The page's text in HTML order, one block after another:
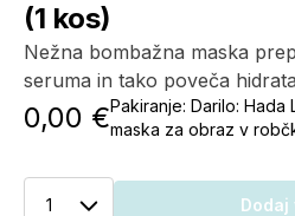
(1 kos)
Nežna bombažna maska
seruma in tako poveča
0,00 €Pakiranje: Darilo: Hada
maska za obraz v
1 Dodaj